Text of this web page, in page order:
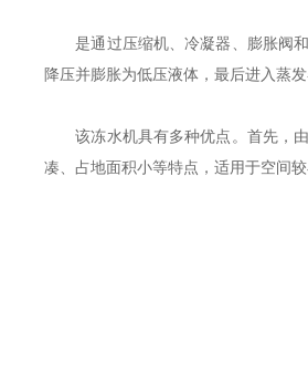
是通过压缩机、冷凝器、膨胀阀和
降压并膨胀为低压液体，最后进入蒸
该冻水机具有多种优点。首先，由
凑、占地面积小等特点，适用于空间较